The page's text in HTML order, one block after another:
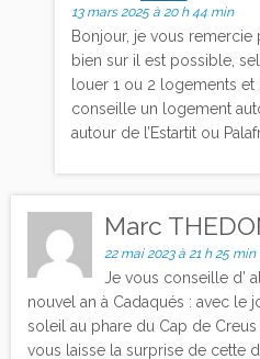
13 mars 2025 à 20 h 44 min
Bonjour, je vous
bien sur il est possible,
louer 1 ou 2 logements et
conseille un logement
autour de l’Estartit ou
Marc
22 mai 2023 à 21 h 25 min
Je vous conseille d’
nouvel an à Cadaqués : avec le
soleil au phare du Cap de Creus
vous laisse la surprise de cette